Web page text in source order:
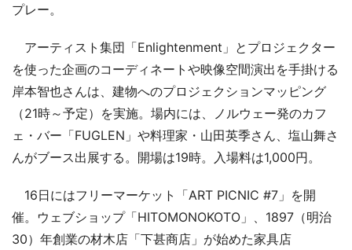
プレー。
アーティスト集団「Enlightenment」とプロジェクター
を使った企画のコーディネートや映像空間演出を手掛ける
岸本智也さんは、建物へのプロジェクションマッピング
（21時～予定）を実施。場内には、ノルウェー発のカフ
ェ・バー「FUGLEN」や料理家・山田英季さん、塩山舞さ
んがブース出展する。開場は19時。入場料は1,000円。
16日にはフリーマーケット「ART PICNIC #7」を開
催。ウェブショップ「HITOMONOKOTO」、1897（明治
30）年創業の材木店「下甚商店」が始めた家具店